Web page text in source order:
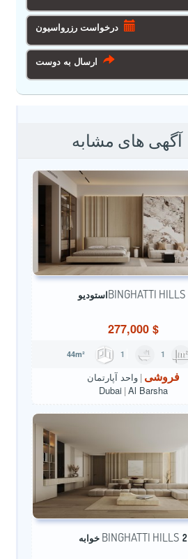
درخواست رزرواسیون
ارسال به دوست
آگهی های مشابه
BINGHATTI HILLSاستودیو
$
277,000
1 1
فروشی واحد آپارتمان
Dubai Al Barsha
BINGHATTI HILLS 2 خوابه